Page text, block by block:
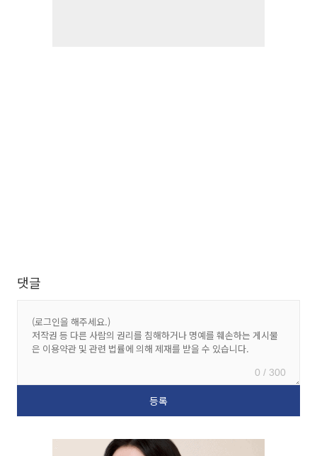
댓글
0 / 300